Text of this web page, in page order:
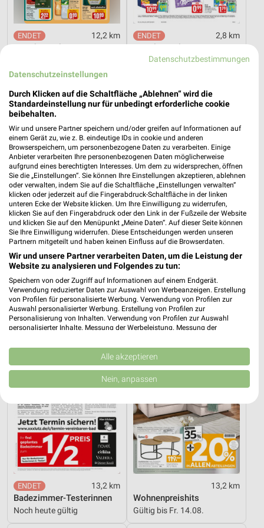
12,2 km
Angebote ab 03.08.
2,8 km
Angebote ab 03.08.
Noch morgen gültig
4,4 km
Angebote ab 06.08.
Gültig bis Mi. 12.08.
13,2 km
Büro Spezial
Gültig bis Fr. 14.08.
XXXLutz
13,2 km
Badezimmer-Testerinnen
Noch heute gültig
XXXLutz
13,2 km
Wohnenpreishits
Gültig bis Fr. 14.08.
Datenschutzbestimmungen
Datenschutzeinstellungen
Durch Klicken auf die Schaltfläche „Ablehnen“ wird die
Standardeinstellung nur für unbedingt erforderliche cookie
beibehalten.
Wir und unsere Partner speichern und/oder greifen auf Informationen auf
einem Gerät zu, wie z. B. eindeutige IDs in cookie und anderen
Browserspeichern, um personenbezogene Daten zu verarbeiten. Einige
Anbieter verarbeiten Ihre personenbezogenen Daten möglicherweise
aufgrund eines berechtigten Interesses. Um dem zu widersprechen, öffnen
Sie die „Einstellungen“. Sie können Ihre Einstellungen akzeptieren, ablehnen
oder verwalten, indem Sie auf die Schaltfläche „Einstellungen verwalten“
klicken oder jederzeit auf die Fingerabdruck-Schaltfläche in der linken
unteren Ecke der Website klicken. Um Ihre Einwilligung zu widerrufen,
klicken Sie auf den Fingerabdruck oder den Link in der Fußzeile der Website
und klicken Sie auf den Menüpunkt „Meine Daten“. Auf dieser Seite können
Sie Ihre Einwilligung widerrufen. Diese Entscheidungen werden unseren
Partnern mitgeteilt und haben keinen Einfluss auf die Browserdaten.
Wir und unsere Partner verarbeiten Daten, um die Leistung der
Website zu analysieren und Folgendes zu tun:
Speichern von oder Zugriff auf Informationen auf einem Endgerät.
Verwendung reduzierter Daten zur Auswahl von Werbeanzeigen. Erstellung
von Profilen für personalisierte Werbung. Verwendung von Profilen zur
Auswahl personalisierter Werbung. Erstellung von Profilen zur
Personalisierung von Inhalten. Verwendung von Profilen zur Auswahl
personalisierter Inhalte. Messung der Werbeleistung. Messung der
Kombinationen von Daten aus verschiedenen Quellen. Entwicklung und
Verbesserung der Angebote. Verwendung reduzierter Daten zur Auswahl
von Inhalten.
Daten können außerhalb der Europäischen Union weitergegeben und in die
USA gesendet werden.
Website/App.
Partnerliste anzeigen (1 IAB-Anbieter)
Wir nutzen Ihre Daten für folgende Zwecke:
IAB-Verarbeitungszwecke:
Speichern von oder Zugriff auf Informationen
auf einem Endgerät
Verwendung reduzierter Daten zur Auswahl von
Werbeanzeigen
Alle akzeptieren
Nein, anpassen